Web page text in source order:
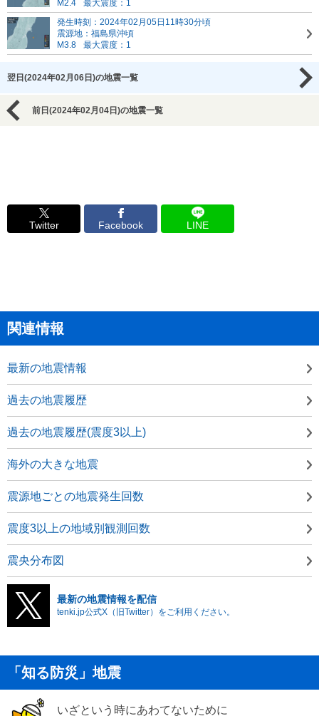
M2.4
最大震度：1
発生時刻：2024年02月05日11時30分頃
震源地：福島県沖頃
M3.8
最大震度：1
翌日(2024年02月06日)の地震一覧
前日(2024年02月04日)の地震一覧
Twitter Facebook LINE
関連情報
最新の地震情報
過去の地震履歴
過去の地震履歴(震度3以上)
海外の大きな地震
震源地ごとの地震発生回数
震度3以上の地域別観測回数
震央分布図
最新の地震情報を配信
tenki.jp公式X（旧Twitter）をご利用ください。
「知る防災」地震
いざという時にあわてないために